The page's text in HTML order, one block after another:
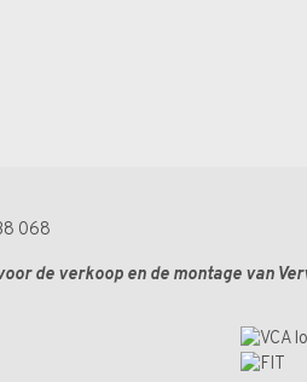
068
de verkoop en de montage van